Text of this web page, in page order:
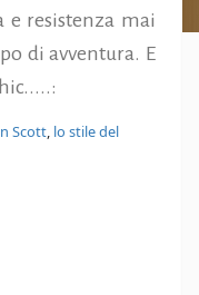
e resistenza mai
di avventura. E
Scott, lo stile del